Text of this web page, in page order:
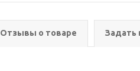
Отзывы о товаре Задать